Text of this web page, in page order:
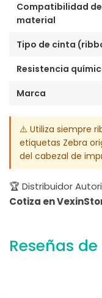
Compatibilidad de
material
Tipo de cinta
Resistencia
Marca
⚠️ Utiliza siempre
etiquetas Zebra
del cabezal de
🏆 Distribuidor
Cotiza en
Reseñas